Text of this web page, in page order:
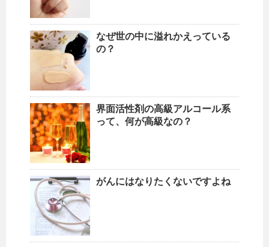
なぜ世の中に溢れかえっている
の？
界面活性剤の高級アルコール系
って、何が高級なの？
がんにはなりたくないですよね